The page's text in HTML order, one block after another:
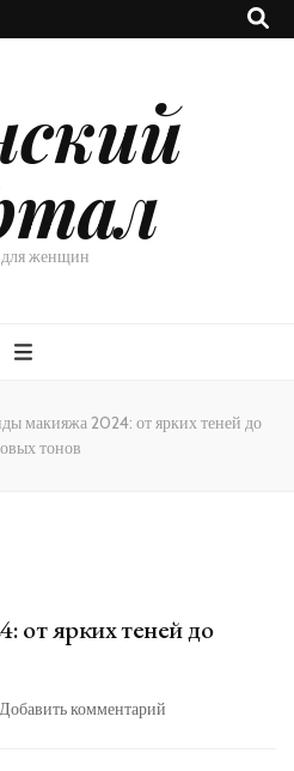
женщин
макияжа 2024: от ярких теней до
тонов
от ярких теней до
Добавить комментарий